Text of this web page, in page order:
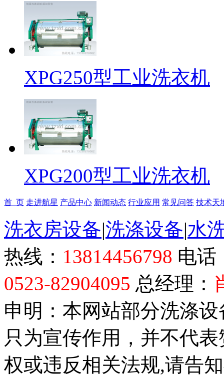
XPG250型工业洗衣机
XPG200型工业洗衣机
首 页 走进航星 产品中心 新闻动态 行业应用 常见问答 技术天
洗衣房设备|洗涤设备|水
热线： 13814456798 电话
0523-82904095 总经理：
申明：本网站部分洗涤
只为宣传作用，并不代
权或违反相关法规,请告